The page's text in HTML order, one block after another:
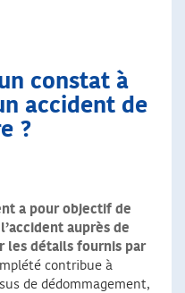
constat à
accident de
?
a pour objectif de
auprès de
les détails fournis par
contribue à
de dédommagement,